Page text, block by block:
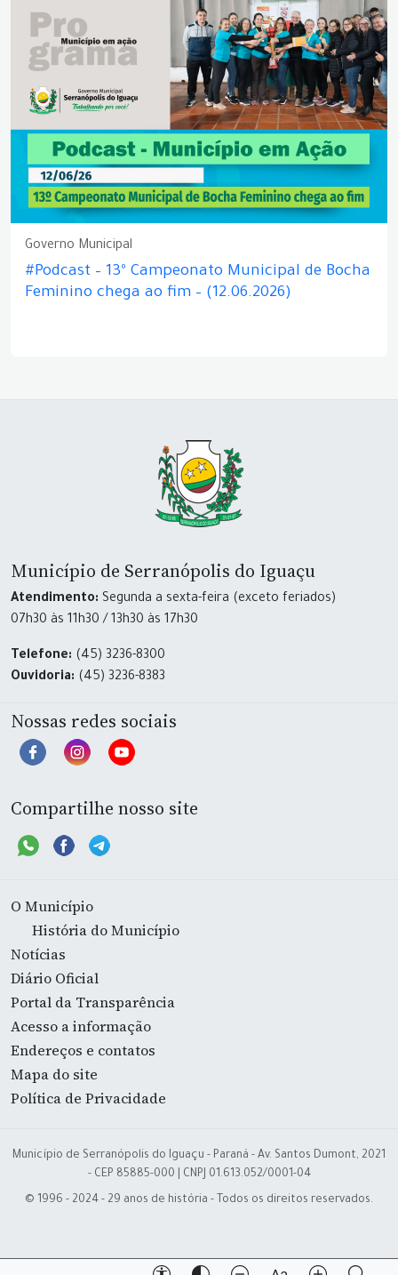
Governo Municipal
#Podcast – 13º Campeonato Municipal de Bocha
Feminino chega ao fim – (12.06.2026)
Município de Serranópolis do Iguaçu
Atendimento: Segunda a sexta-feira (exceto feriados)
07h30 às 11h30 / 13h30 às 17h30
Telefone: (45) 3236-8300
Ouvidoria: (45) 3236-8383
Nossas redes sociais
Compartilhe nosso site
O Município
História do Município
Notícias
Diário Oficial
Portal da Transparência
Acesso a informação
Endereços e contatos
Mapa do site
Política de Privacidade
Município de Serranópolis do Iguaçu - Paraná - Av. Santos Dumont, 2021
- CEP 85885-000 | CNPJ 01.613.052/0001-04
© 1996 - 2024 - 29 anos de história - Todos os direitos reservados.